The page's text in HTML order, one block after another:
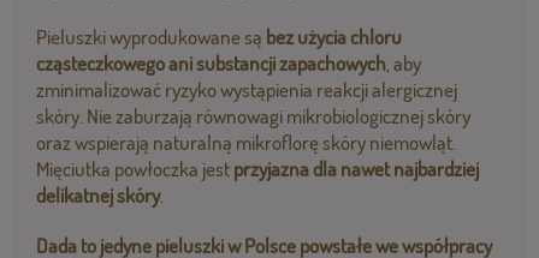
Pieluszki wyprodukowane są bez użycia chloru
cząsteczkowego ani substancji zapachowych , aby
zminimalizować ryzyko wystąpienia reakcji alergicznej
skóry. Nie zaburzają równowagi mikrobiologicznej skóry
oraz wspierają naturalną mikroflorę skóry niemowląt.
Mięciutka powłoczka jestprzyjazna dla nawet najbardziej
delikatnej skóry.
Dada to jedyne pieluszki w Polsce powstałe we współpracy